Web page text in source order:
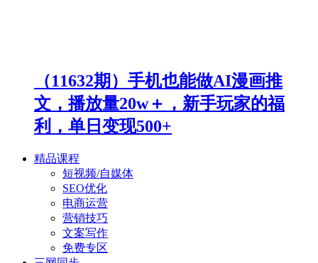
（11632期）手机也能做AI漫画推
文，播放量20w＋，新手玩家的福
利，单日变现500+
精品课程
短视频/自媒体
SEO优化
电商运营
营销技巧
文案写作
免费专区